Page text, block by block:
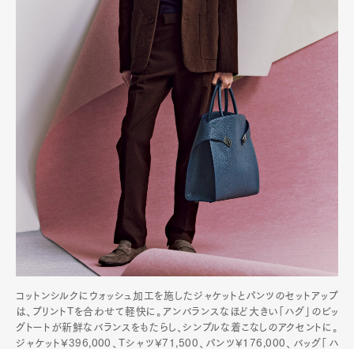
Pen Membership
Magazine
Official Columnist
About
Contact
Pen Meet
Pen international Pen tw
コットンシルクにウォッシュ加工を施したジャケットとパンツのセットアップ
は、プリントTを合わせて軽快に。アンバランスなほど大きい「ハグ」のビッ
グトートが新鮮なバランスをもたらし、シンプルな着こなしのアクセントに。
ジャケット¥396,000、Tシャツ¥71,500、パンツ¥176,000、バッグ「ハ